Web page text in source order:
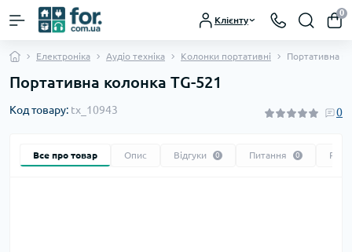
Клієнту
0
Електроніка Аудіо техніка Колонки портативні Портативна
Портативна колонка TG-521
Код товару: tx_10943 0
Все про товар Опис Відгуки 0 Питання 0